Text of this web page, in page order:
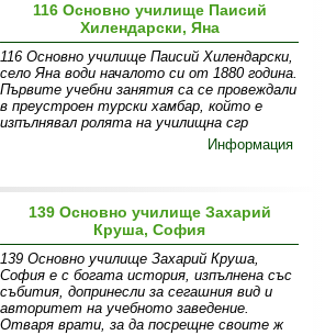
116 Основно училище Паисий
Хилендарски, Яна
116 Основно училище Паисий Хилендарски,
село Яна води началото си от 1880 година.
Първите учебни занятия са се провеждали
в преустроен турски хамбар, който е
изпълнявал ролята на училищна сгр
Информация
139 Основно училище Захарий
Круша, София
139 Основно училище Захарий Круша,
София е с богата история, изпълнена със
събития, допринесли за сегашния вид и
авторитет на учебното заведение.
Отваря врати, за да посрещне своите ж